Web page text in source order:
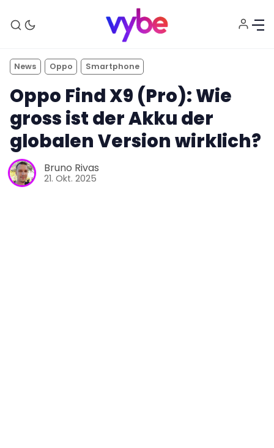
News Oppo Smartphone
Oppo Find X9 (Pro): Wie
gross ist der Akku der
globalen Version wirklich?
Bruno Rivas
21. Okt. 2025